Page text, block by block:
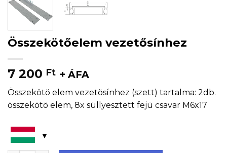
Összekötőelem vezetősínhez
7 200 Ft + ÁFA
Összekötö elem vezetösínhez (szett) tartalma: 2db.
összekötö elem, 8x süllyesztett fejü csavar M6x17